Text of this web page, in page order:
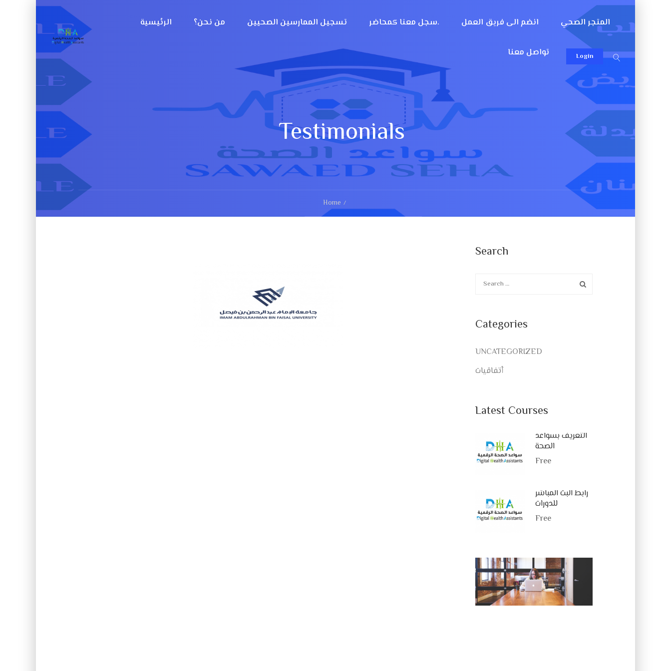
الرئيسية من نحن؟ تسجيل الممارسين الصحيين سجل معنا كمحاضر. انضم الى فريق العمل المتجر الصحي
تواصل معنا Login
Testimonials
Home
Search
Categories
UNCATEGORIZED
أتفاقيات
Latest Courses
التعريف بسواعد
الصحة
Free
رابط البث المباشر
للدورات
Free